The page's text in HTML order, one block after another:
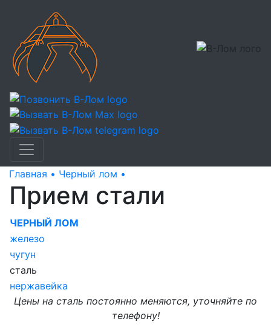
Главная • Черный лом •
Прием стали
ЧЕРНЫЙ ЛОМ
железо
чугун
сталь
нержавейка
Цены на сталь постоянно меняются, уточняйте по
телефону!